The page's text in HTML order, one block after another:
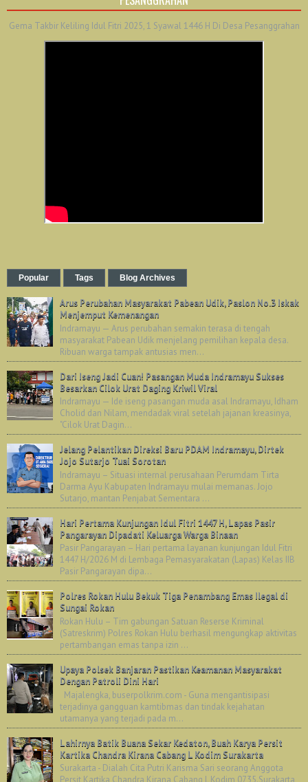
Gema Takbir Keliling Idul Fitri 2025, 1 Syawal 1446 H Di Desa Pesanggrahan
Popular Tags Blog Archives
Arus Perubahan Masyarakat Pabean Udik, Paslon No.3 Iskak
Menjemput Kemenangan
Indramayu — Arus perubahan semakin terasa di tengah
masyarakat Pabean Udik menjelang pemilihan kepala desa.
Ribuan warga tampak antusias men...
Dari Iseng Jadi Cuan! Pasangan Muda Indramayu Sukses
Besarkan Cilok Urat Daging Kriwil Viral
Indramayu — Ide iseng pasangan muda asal Indramayu, Idham
Cholid dan Nilam, mendadak viral setelah jajanan kreasinya,
"Cilok Urat Dagin...
Jelang Pelantikan Direksi Baru PDAM Indramayu, Dirtek
Jojo Sutarjo Tuai Sorotan
Indramayu – Situasi internal perusahaan Perumdam Tirta
Darma Ayu Kabupaten Indramayu mulai memanas. Jojo
Sutarjo, mantan Penjabat Sementara ...
Hari Pertama Kunjungan Idul Fitri 1447 H, Lapas Pasir
Pangarayan Dipadati Keluarga Warga Binaan
Pasir Pangarayan – Hari pertama layanan kunjungan Idul Fitri
1447 H/2026 M di Lembaga Pemasyarakatan (Lapas) Kelas IIB
Pasir Pangarayan dipa...
Polres Rokan Hulu Bekuk Tiga Penambang Emas Ilegal di
Sungai Rokan
Rokan Hulu – Tim gabungan Satuan Reserse Kriminal
(Satreskrim) Polres Rokan Hulu berhasil mengungkap aktivitas
pertambangan emas tanpa izin ...
Upaya Polsek Banjaran Pastikan Keamanan Masyarakat
Dengan Patroli Dini Hari
Majalengka, buserpolkrim.com - Guna mengantisipasi
terjadinya gangguan kamtibmas dan tindak kejahatan
utamanya yang terjadi pada m...
Lahirnya Batik Buana Sekar Kedaton, Buah Karya Persit
Kartika Chandra Kirana Cabang L Kodim Surakarta
Surakarta - Dialah Cita Putri Karisma Sari seorang Anggota